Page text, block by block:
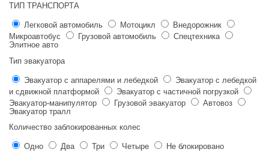
ТИП ТРАНСПОРТА
Легковой автомобиль Мотоцикл
Внедорожник
Микроавтобус
Грузовой автомобиль
Спецтехника
Элитное авто
Тип эвакуатора
Эвакуатор с аппарелями и лебедкой
Эвакуатор с лебедкой
и сдвижной платформой
Эвакуатор с частичной погрузкой
Эвакуатор-манипулятор
Грузовой эвакуатор
Автовоз
Эвакуатор тралл
Количество заблокированных колес
Одно Два Три Четыре
Не блокировано